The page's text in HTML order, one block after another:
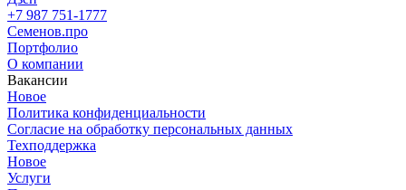
+7 987 751-1777
Семенов.про
Портфолио
О компании
Вакансии
Новое
Политика конфиденциальности
Согласие на обработку персональных данных
Техподдержка
Новое
Услуги